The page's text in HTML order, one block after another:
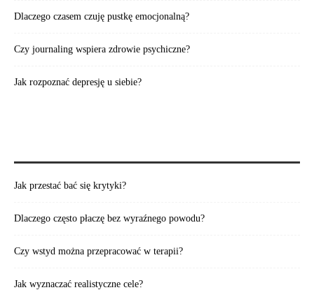
Dlaczego czasem czuję pustkę emocjonalną?
Czy journaling wspiera zdrowie psychiczne?
Jak rozpoznać depresję u siebie?
Jak przestać bać się krytyki?
Dlaczego często płaczę bez wyraźnego powodu?
Czy wstyd można przepracować w terapii?
Jak wyznaczać realistyczne cele?